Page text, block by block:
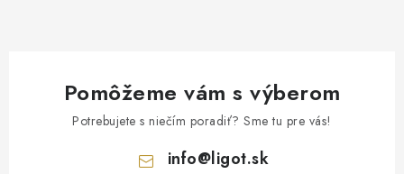
Pomôžeme vám s výberom
Potrebujete s niečím poradiť? Sme tu pre vás!
info@ligot.sk